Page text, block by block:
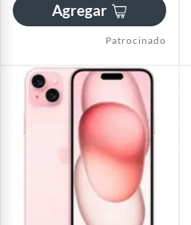
Agregar
Patrocinado